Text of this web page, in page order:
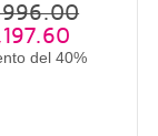
del 40%